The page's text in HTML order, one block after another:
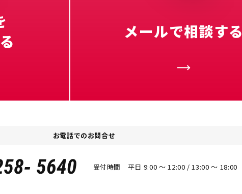
メールで相談する
お電話でのお問合せ
5640 受付時間 平日 9:00 〜 12:00 / 13:00 〜 18:00